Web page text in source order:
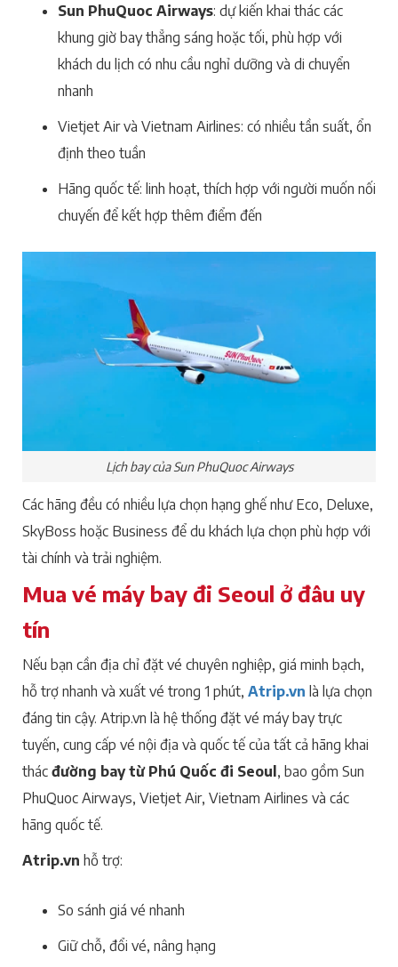
Sun PhuQuoc Airways: dự kiến khai thác các
khung giờ bay thẳng sáng hoặc tối, phù hợp với
khách du lịch có nhu cầu nghỉ dưỡng và di chuyển
nhanh
Vietjet Air và Vietnam Airlines: có nhiều tần suất, ổn
định theo tuần
Hãng quốc tế: linh hoạt, thích hợp với người muốn nối
chuyến để kết hợp thêm điểm đến
Lịch bay của Sun PhuQuoc Airways
Các hãng đều có nhiều lựa chọn hạng ghế như Eco, Deluxe,
SkyBoss hoặc Business để du khách lựa chọn phù hợp với
tài chính và trải nghiệm.
Mua vé máy bay đi Seoul ở đâu uy
tín
Nếu bạn cần địa chỉ đặt vé chuyên nghiệp, giá minh bạch,
hỗ trợ nhanh và xuất vé trong 1 phút, Atrip.vn là lựa chọn
đáng tin cậy. Atrip.vn là hệ thống đặt vé máy bay trực
tuyến, cung cấp vé nội địa và quốc tế của tất cả hãng khai
thác đường bay từ Phú Quốc đi Seoul, bao gồm Sun
PhuQuoc Airways, Vietjet Air, Vietnam Airlines và các
hãng quốc tế.
Atrip.vn hỗ trợ:
So sánh giá vé nhanh
Giữ chỗ, đổi vé, nâng hạng